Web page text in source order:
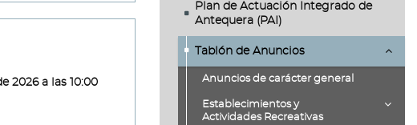
2026 a las 10:00
Plan de Actuación Integrado de
Antequera (PAI)
Tablón de Anuncios
Anuncios de carácter general
Establecimientos y
Actividades Recreativas